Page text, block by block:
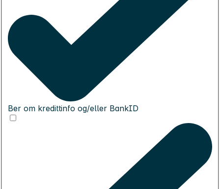
Ber om kredittinfo og/eller BankID